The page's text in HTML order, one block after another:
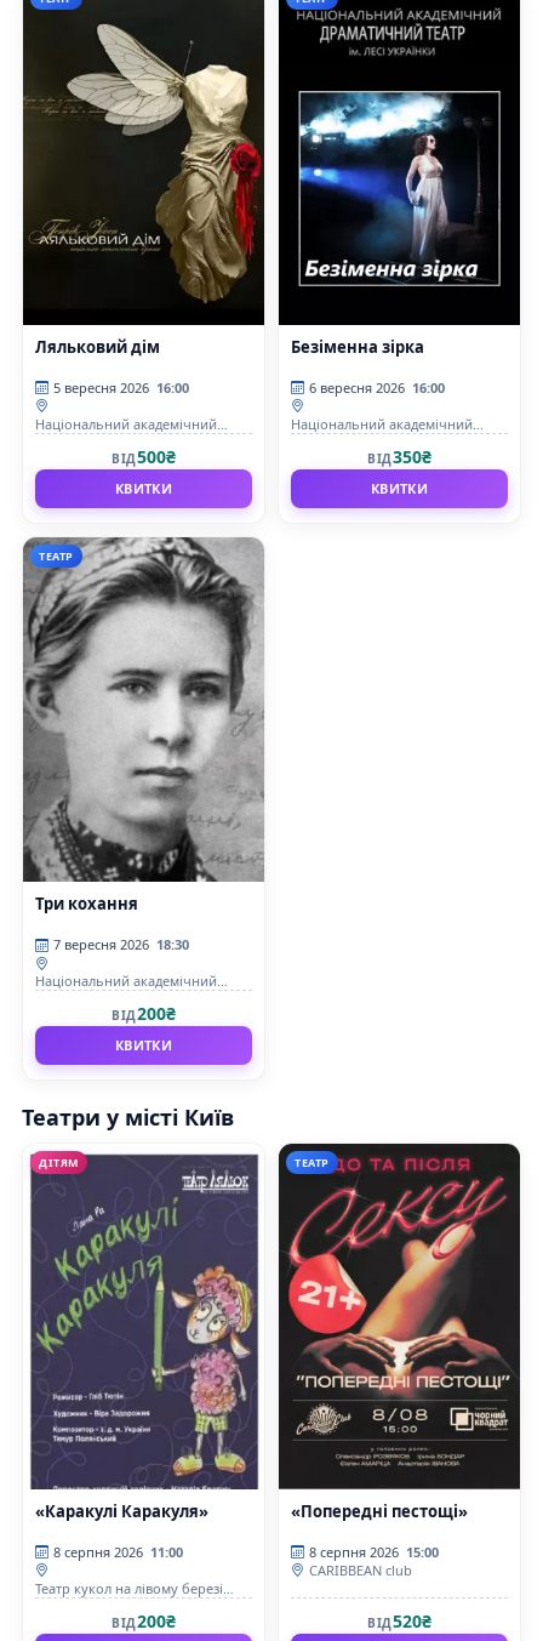
Ляльковий дім
5 вересня 2026 16:00
Національний академічний
ВІД500₴
КВИТКИ
Безіменна зірка
6 вересня 2026 16:00
Національний академічний
ВІД350₴
КВИТКИ
ТЕАТР
Три кохання
7 вересня 2026 18:30
Національний академічний
ВІД200₴
КВИТКИ
Театри у місті Київ
ДІТЯМ
«Каракулі Каракуля»
8 серпня 2026 11:00
Театр кукол на лівому березі
ВІД200₴
ТЕАТР
«Попередні пестощі»
8 серпня 2026 15:00
CARIBBEAN club
ВІД520₴